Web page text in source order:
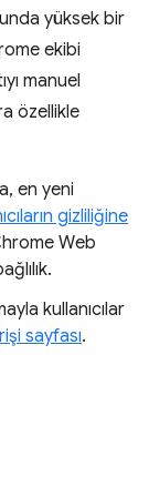
yüksek bir
ekibi
manuel
özellikle
en yeni
gizliliğine
Web
kullanıcılar
sayfası.